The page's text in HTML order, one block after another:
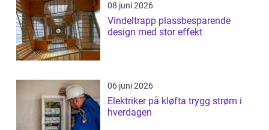
08 juni 2026
Vindeltrapp plassbesparende
design med stor effekt
06 juni 2026
Elektriker på kløfta trygg strøm i
hverdagen